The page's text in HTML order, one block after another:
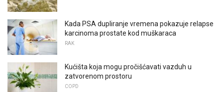
Kada PSA dupliranje vremena pokazuje relapse
karcinoma prostate kod muškaraca
RAK
Kućišta koja mogu pročišćavati vazduh u
zatvorenom prostoru
COPD